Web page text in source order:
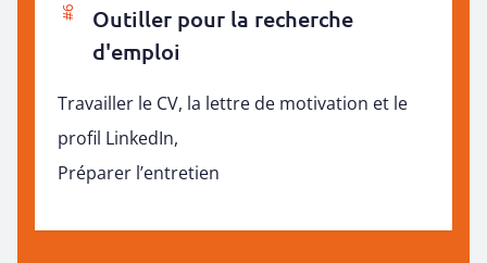
#6
Outiller pour la recherche
d'emploi
Travailler le CV, la lettre de motivation et le
profil LinkedIn,
Préparer l’entretien